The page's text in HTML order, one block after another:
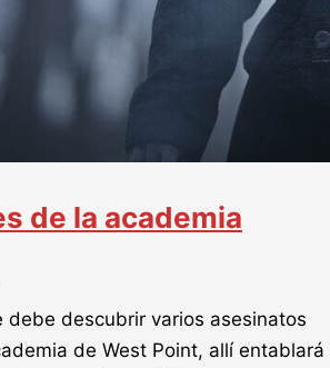
de la academia
debe descubrir varios asesinatos
de West Point, allí entablará